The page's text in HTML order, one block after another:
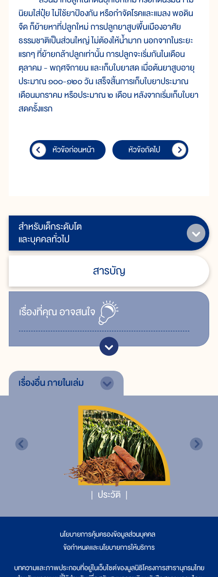
สำหรับเด็กระดับโต
และบุคคลทั่วไป
สารบัญ
เรื่ิองที่คุณอาจสนใจ
นิยมใส่ปุ๋ย ไม่ใช้ยาป้องกัน หรือกำจัดโรคและแมลง พอดิน
จืด ก็ย้ายหาที่ปลูกใหม่ การปลูกยาสูบพื้นเมืองอาศัย
ธรรมชาติเป็นส่วนใหญ่ ไม่ต้องให้น้ำมาก นอกจากในระยะ
แรกๆ ที่ย้ายกล้าปลูกเท่านั้น การปลูกจะเริ่มกันในเดือน
ตุลาคม - พฤศจิกายน และเก็บใบยาสด เมื่อต้นยาสูบอายุ
ประมาณ ๑๐๐-๑๒๐ วัน เสร็จสิ้นการเก็บใบยาประมาณ
เดือนมกราคม หรือประมาณ ๒ เดือน หลังจากเริ่มเก็บใบยา
สดครั้งแรก
หัวข้อก่อนหน้า หัวข้อถัดไป
เรื่องอื่นภายในเล่ม
ประวัติ
นโยบายการคุ้มครองข้อมูลส่วนบุคคล
ข้อกำหนดและนโยบายการให้บริการ
บทความและภาพประกอบที่อยู่ในเว็บไซต์ของมูลนิธิโครงการสารานุกรมไทย